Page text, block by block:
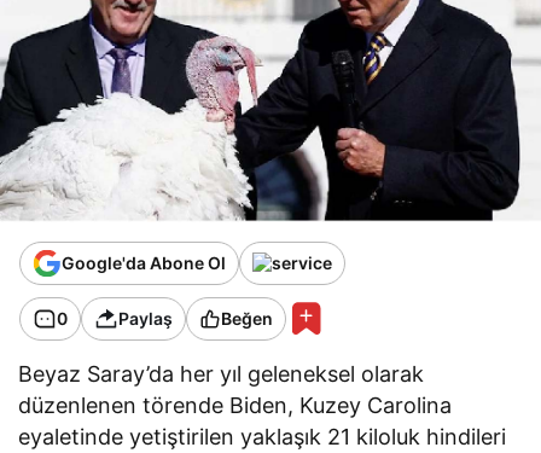
Google'da Abone Ol
0 Paylaş Beğen
Beyaz Saray’da her yıl geleneksel olarak
düzenlenen törende Biden, Kuzey Carolina
eyaletinde yetiştirilen yaklaşık 21 kiloluk hindileri